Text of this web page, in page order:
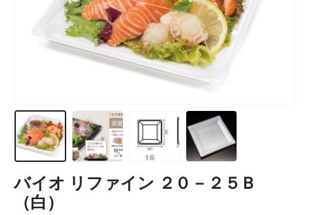
バイオ リファイン ２０－２５Ｂ
（白）